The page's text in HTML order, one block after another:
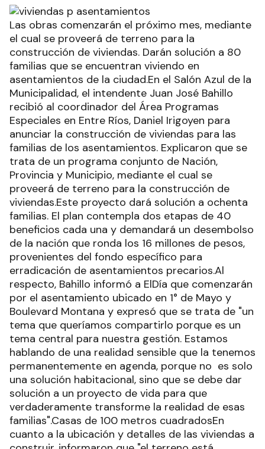
Las obras comenzarán el próximo mes, mediante
el cual se proveerá de terreno para la
construcción de viviendas. Darán solución a 80
familias que se encuentran viviendo en
asentamientos de la ciudad.En el Salón Azul de la
Municipalidad, el intendente Juan José Bahillo
recibió al coordinador del Área Programas
Especiales en Entre Ríos, Daniel Irigoyen para
anunciar la construcción de viviendas para las
familias de los asentamientos. Explicaron que se
trata de un programa conjunto de Nación,
Provincia y Municipio, mediante el cual se
proveerá de terreno para la construcción de
viviendas.Este proyecto dará solución a ochenta
familias. El plan contempla dos etapas de 40
beneficios cada una y demandará un desembolso
de la nación que ronda los 16 millones de pesos,
provenientes del fondo específico para
erradicación de asentamientos precarios.Al
respecto, Bahillo informó a ElDía que comenzarán
por el asentamiento ubicado en 1° de Mayo y
Boulevard Montana y expresó que se trata de "un
tema que queríamos compartirlo porque es un
tema central para nuestra gestión. Estamos
hablando de una realidad sensible que la tenemos
permanentemente en agenda, porque no es solo
una solución habitacional, sino que se debe dar
solución a un proyecto de vida para que
verdaderamente transforme la realidad de esas
familias".Casas de 100 metros cuadradosEn
cuanto a la ubicación y detalles de las viviendas a